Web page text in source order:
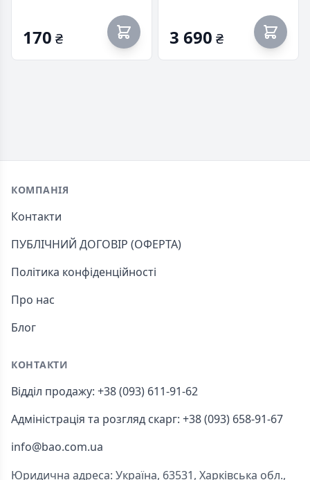
170 ₴ 3 690 ₴
Footer
КОМПАНІЯ
Контакти
ПУБЛІЧНИЙ ДОГОВІР (ОФЕРТА)
Політика конфіденційності
Про нас
Блог
КОНТАКТИ
Відділ продажу: +38 (093) 611-91-62
Адміністрація та розгляд скарг: +38 (093) 658-91-67
info@bao.com.ua
Юридична адреса: Україна, 63531, Харківська обл.,